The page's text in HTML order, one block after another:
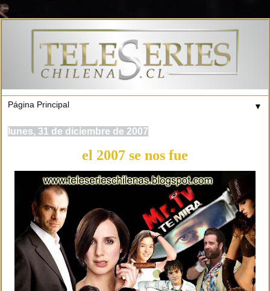
▼
lunes, 31 de diciembre de 2007
el 2007 se nos fue